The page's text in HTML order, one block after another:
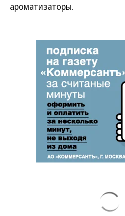
ароматизаторы.